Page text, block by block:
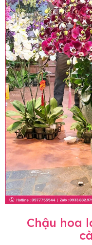
Chậu hoa